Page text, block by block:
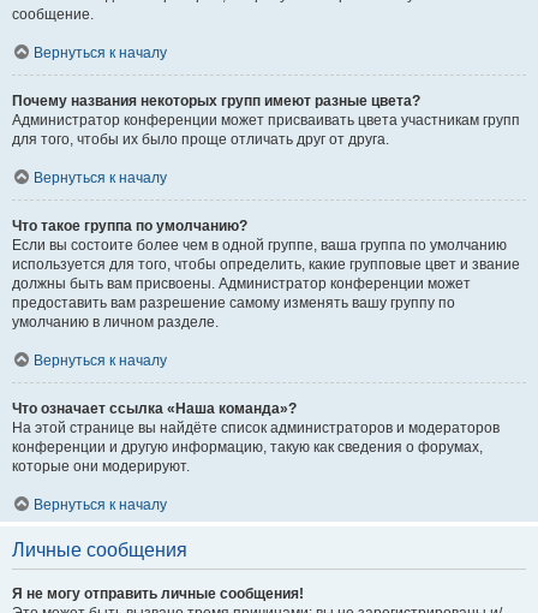
сообщение.
Вернуться к началу
Почему названия некоторых групп имеют разные цвета?
Администратор конференции может присваивать цвета участникам групп
для того, чтобы их было проще отличать друг от друга.
Вернуться к началу
Что такое группа по умолчанию?
Если вы состоите более чем в одной группе, ваша группа по умолчанию
используется для того, чтобы определить, какие групповые цвет и звание
должны быть вам присвоены. Администратор конференции может
предоставить вам разрешение самому изменять вашу группу по
умолчанию в личном разделе.
Вернуться к началу
Что означает ссылка «Наша команда»?
На этой странице вы найдёте список администраторов и модераторов
конференции и другую информацию, такую как сведения о форумах,
которые они модерируют.
Вернуться к началу
Личные сообщения
Я не могу отправить личные сообщения!